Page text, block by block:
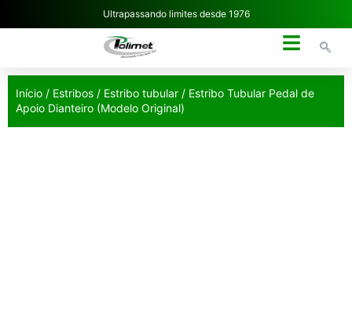
Ultrapassando limites desde 1976
Início / Estribos / Estribo tubular / Estribo Tubular Pedal de
Apoio Dianteiro (Modelo Original)